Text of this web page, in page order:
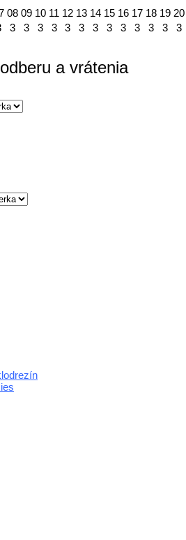
08 09 10 11 12 13 14 15 16 17 18 19 20
3 3 3 3 3 3 3 3 3 3 3 3 3
a vrátenia